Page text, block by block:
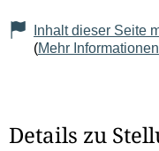
Inhalt dieser Seite
(Mehr Informationen
Details zu